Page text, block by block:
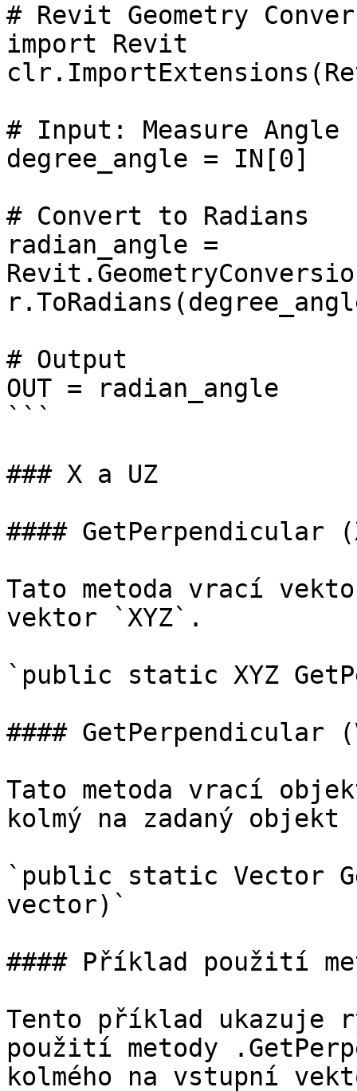
# Revit Geometry
import Revit
# Input: Measure Angle
degree_angle = IN[0]
# Convert to Radians
radian_angle =
# Output
OUT = radian_angle
```
### X a UZ
#### GetPerpendicular
Tato metoda vrací
vektor `XYZ`.
`public static XYZ
#### GetPerpendicular
Tato metoda vrací
kolmý na zadaný
`public static Vector
vector)`
#### Příklad použití
Tento příklad ukazuje
použití metody
kolmého na vstupní